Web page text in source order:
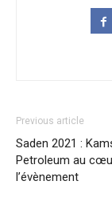
Previous article
Saden 2021 :
Petroleum au
l’évènement